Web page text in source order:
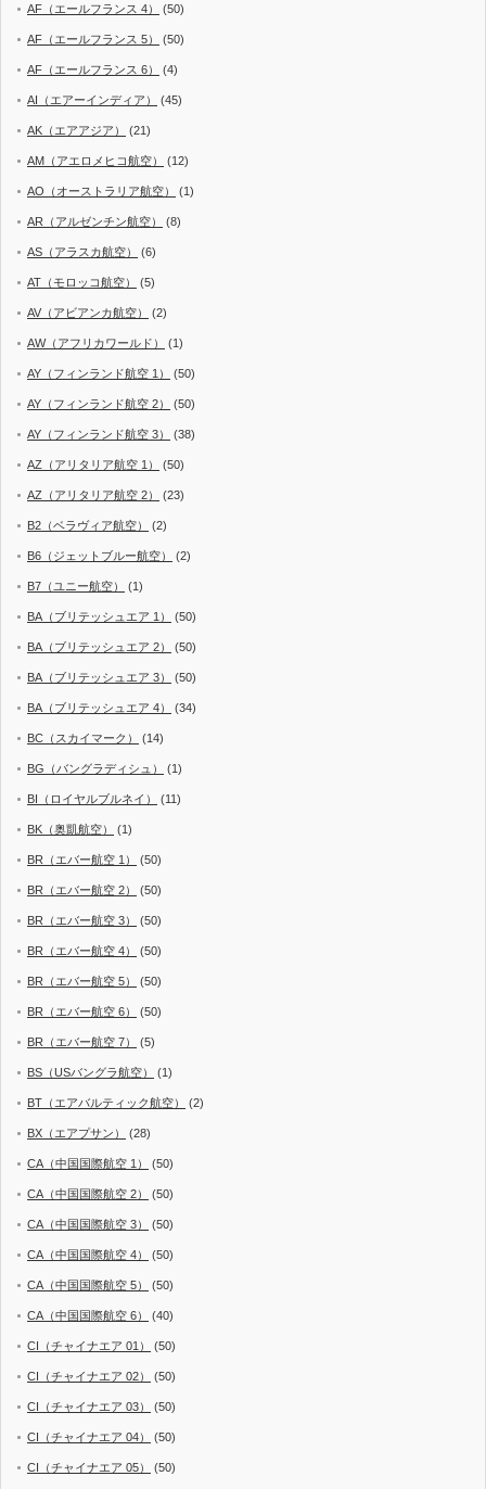
AF（エールフランス 4） (50)
AF（エールフランス 5） (50)
AF（エールフランス 6） (4)
AI（エアーインディア） (45)
AK（エアアジア） (21)
AM（アエロメヒコ航空） (12)
AO（オーストラリア航空） (1)
AR（アルゼンチン航空） (8)
AS（アラスカ航空） (6)
AT（モロッコ航空） (5)
AV（アビアンカ航空） (2)
AW（アフリカワールド） (1)
AY（フィンランド航空 1） (50)
AY（フィンランド航空 2） (50)
AY（フィンランド航空 3） (38)
AZ（アリタリア航空 1） (50)
AZ（アリタリア航空 2） (23)
B2（ベラヴィア航空） (2)
B6（ジェットブルー航空） (2)
B7（ユニー航空） (1)
BA（ブリテッシュエア 1） (50)
BA（ブリテッシュエア 2） (50)
BA（ブリテッシュエア 3） (50)
BA（ブリテッシュエア 4） (34)
BC（スカイマーク） (14)
BG（バングラディシュ） (1)
BI（ロイヤルブルネイ） (11)
BK（奥凱航空） (1)
BR（エバー航空 1） (50)
BR（エバー航空 2） (50)
BR（エバー航空 3） (50)
BR（エバー航空 4） (50)
BR（エバー航空 5） (50)
BR（エバー航空 6） (50)
BR（エバー航空 7） (5)
BS（USバングラ航空） (1)
BT（エアバルティック航空） (2)
BX（エアプサン） (28)
CA（中国国際航空 1） (50)
CA（中国国際航空 2） (50)
CA（中国国際航空 3） (50)
CA（中国国際航空 4） (50)
CA（中国国際航空 5） (50)
CA（中国国際航空 6） (40)
CI（チャイナエア 01） (50)
CI（チャイナエア 02） (50)
CI（チャイナエア 03） (50)
CI（チャイナエア 04） (50)
CI（チャイナエア 05） (50)